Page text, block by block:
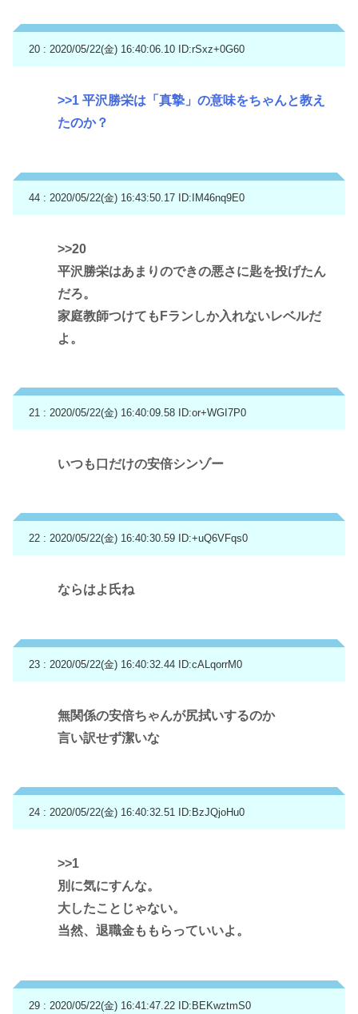
20 : 2020/05/22(金) 16:40:06.10 ID:rSxz+0G60
>>1 平沢勝栄は「真摯」の意味をちゃんと教え
たのか？
44 : 2020/05/22(金) 16:43:50.17 ID:IM46nq9E0
>>20
平沢勝栄はあまりのできの悪さに匙を投げたん
だろ。
家庭教師つけてもFランしか入れないレベルだ
よ。
21 : 2020/05/22(金) 16:40:09.58 ID:or+WGI7P0
いつも口だけの安倍シンゾー
22 : 2020/05/22(金) 16:40:30.59 ID:+uQ6VFqs0
ならはよ氏ね
23 : 2020/05/22(金) 16:40:32.44 ID:cALqorrM0
無関係の安倍ちゃんが尻拭いするのか
言い訳せず潔いな
24 : 2020/05/22(金) 16:40:32.51 ID:BzJQjoHu0
>>1
別に気にすんな。
大したことじゃない。
当然、退職金ももらっていいよ。
29 : 2020/05/22(金) 16:41:47.22 ID:BEKwztmS0